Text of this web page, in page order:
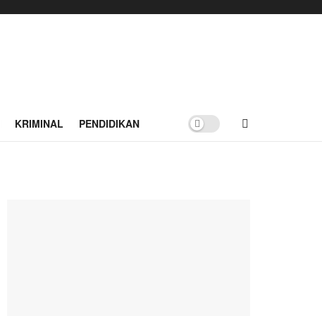
KRIMINAL PENDIDIKAN